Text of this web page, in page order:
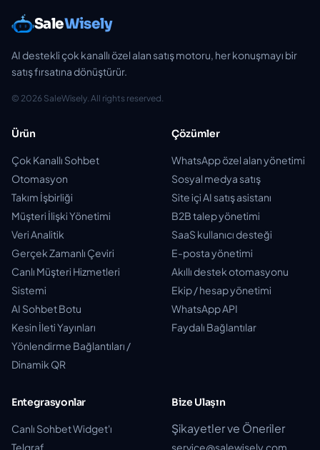
SaleWisely
AI destekli çok kanallı özel alan satış motoru, her konuşmayı bir
satış fırsatına dönüştürür.
© 2026 SaleWisely. All rights reserved.
Ürün
Çok Kanallı Sohbet
Otomasyon
Takım İşbirliği
Müşteri İlişki Yönetimi
Veri Analitik
Gerçek Zamanlı Çeviri
Canlı Müşteri Hizmetleri
Sistemi
AI Sohbet Botu
Kesin İleti Yayınları
Yönlendirme Bağlantıları /
Dinamik QR
Çözümler
WhatsApp özel alan yönetimi
Sosyal medya satış
Site içi AI satış asistanı
B2B talep yönetimi
SaaS kullanıcı desteği
E-posta yönetimi
Akıllı destek otomasyonu
Ekip / hesap yönetimi
WhatsApp API
Faydalı Bağlantılar
Entegrasyonlar
Canlı Sohbet Widget'ı
Telgraf
Bize Ulaşın
Şikayetler ve Öneriler
service@salewisely.com